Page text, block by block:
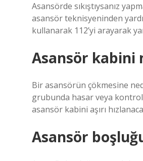
Asansörde sıkıştıysanız
asansör teknisyeninden
kullanarak 112’yi arayarak
Asansör kabini
Bir asansörün çökmesine
grubunda hasar veya
asansör kabini aşırı
Asansör